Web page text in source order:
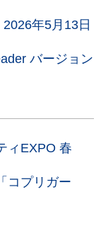
年5月13日
バージョン
ィEXPO 春
コプリガー